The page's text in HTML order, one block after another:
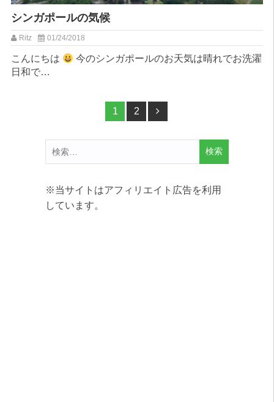
シンガポールの気候
Ritz 01/24/2018
こんにちは
今のシンガポールのお天気は晴れでお洗濯
日和で…
ペー
1
ペー
2
検
索:
※当サイトはアフィリエイト広告を利用
しています。